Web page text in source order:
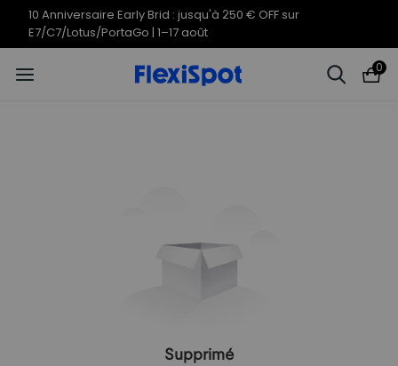
10 Anniversaire Early Brid : jusqu'à 250 € OFF sur
E7/C7/Lotus/PortaGo | 1–17 août
0
Supprimé